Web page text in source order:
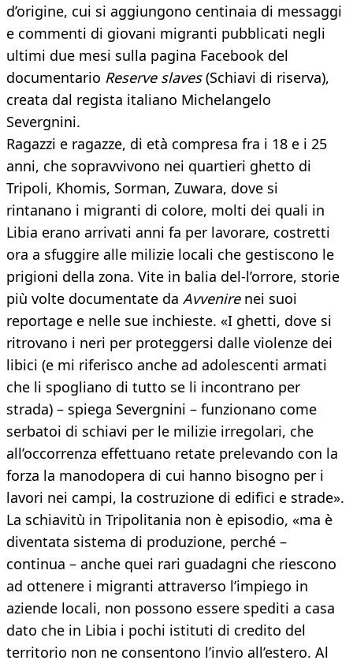
d’origine, cui si aggiungono centinaia di messaggi
e commenti di giovani migranti pubblicati negli
ultimi due mesi sulla pagina Facebook del
documentario Reserve slaves(Schiavi di riserva),
creata dal regista italiano Michelangelo
Severgnini.
Ragazzi e ragazze, di età compresa fra i 18 e i 25
anni, che sopravvivono nei quartieri ghetto di
Tripoli, Khomis, Sorman, Zuwara, dove si
rintanano i migranti di colore, molti dei quali in
Libia erano arrivati anni fa per lavorare, costretti
ora a sfuggire alle milizie locali che gestiscono le
prigioni della zona. Vite in balia del-l’orrore, storie
più volte documentate da Avvenirenei suoi
reportage e nelle sue inchieste. «I ghetti, dove si
ritrovano i neri per proteggersi dalle violenze dei
libici (e mi riferisco anche ad adolescenti armati
che li spogliano di tutto se li incontrano per
strada) – spiega Severgnini – funzionano come
serbatoi di schiavi per le milizie irregolari, che
all’occorrenza effettuano retate prelevando con la
forza la manodopera di cui hanno bisogno per i
lavori nei campi, la costruzione di edifici e strade».
La schiavitù in Tripolitania non è episodio, «ma è
diventata sistema di produzione, perché –
continua – anche quei rari guadagni che riescono
ad ottenere i migranti attraverso l’impiego in
aziende locali, non possono essere spediti a casa
dato che in Libia i pochi istituti di credito del
territorio non ne consentono l’invio all’estero. Al